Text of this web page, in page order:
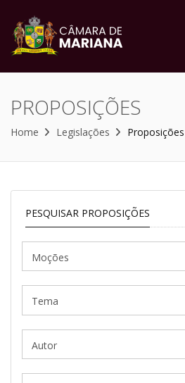
PROPOSIÇÕES
Home Legislações Proposições
PESQUISAR PROPOSIÇÕES